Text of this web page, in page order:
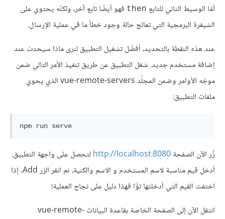
أمّا الوسيط الثاني للتابع then فهو أيضًا تابع آخر، ولكنّه يحتوي على
الشيفرة البرمجية التي تعالج حالة وجود خطأ ما في عملية الإرسال.
عند هذه النقطة بالتحديد، أفضّل تشغيل التطبيق لنرى ماذا سيحدث عند
إضافة مستخدم جديد. شغل التطبيق عن طريق تنفيذ الأمر التالي ضمن
موجّه الأوامر وضمن المجلّد vue-remote-servers الذي يحوي
ملفات التطبيق:
زُر الآن الصفحةhttp://localhost:8080لتحصل على واجهة التطبيق.
أدخل قيم مناسبة لاسم المستخدم و الاسم والكنية، ثم انقر الزر Add. إذا
اختفت القيم التي أدخلتها توًّا فهذا دليل على نجاح العملية!
انتقل الآن إلى الصفحة الخاصة بقاعدة البيانات vue-remote-